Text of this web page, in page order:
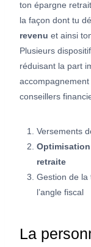
ton épargne
la façon dont tu
revenu et ainsi
Plusieurs
réduisant la part
conseillers
Versements
retraite
Gestion de la
l’angle fiscal
La